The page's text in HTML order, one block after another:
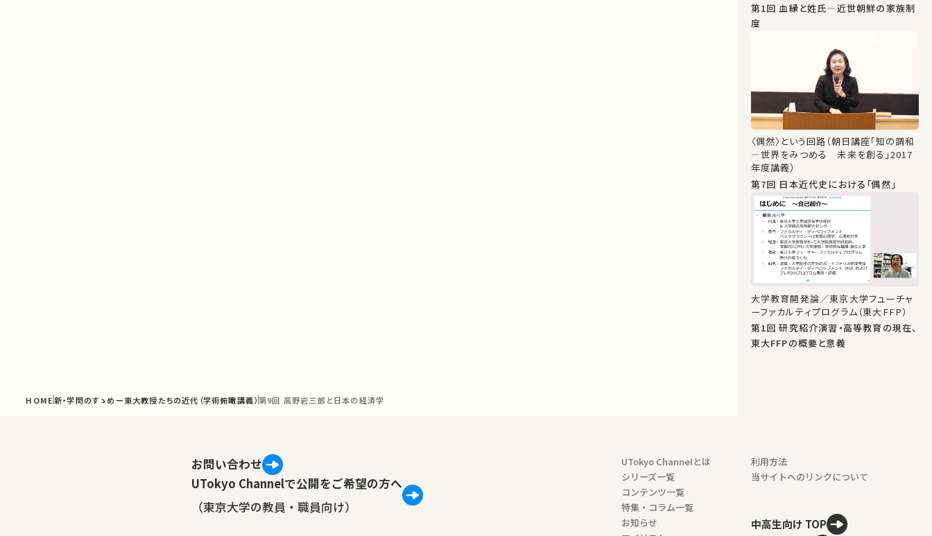
HOME新・学問のすゝめー東大教授たちの近代（学術俯瞰講義）第9回 高野岩三郎と日本の経済学
第1回 血縁と姓氏―近世朝鮮の家族制
度
〈偶然〉という回路（朝日講座「知の調和
―世界をみつめる 未来を創る」2017
年度講義）
第7回 日本近代史における「偶然」
大学教育開発論／東京大学フューチャ
ーファカルティプログラム（東大FFP）
第1回 研究紹介演習・高等教育の現在、
東大FFPの概要と意義
お問い合わせ
UTokyo Channelで公開をご希望の方へ
（東京大学の教員・職員向け）
UTokyo Channelとは
シリーズ一覧
コンテンツ一覧
特集・コラム一覧
お知らせ
利用方法
当サイトへのリンクについて
中高生向け TOP